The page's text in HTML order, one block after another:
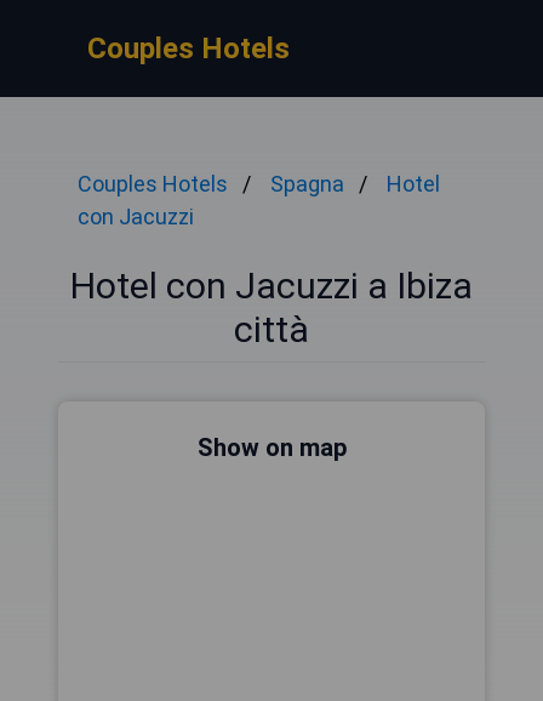
Couples Hotels
Couples Hotels Spagna
Hotel
con Jacuzzi
Hotel con Jacuzzi a Ibiza
città
Show on map